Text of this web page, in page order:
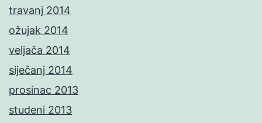
travanj 2014
ožujak 2014
veljača 2014
siječanj 2014
prosinac 2013
studeni 2013